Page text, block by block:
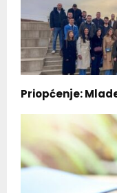
Priopćenje: